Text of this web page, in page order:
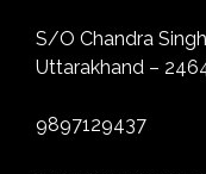
S/O Chandra Singh
Uttarakhand –
9897129437